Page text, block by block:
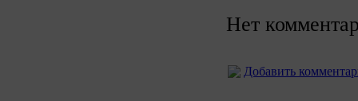
Нет
Добавить